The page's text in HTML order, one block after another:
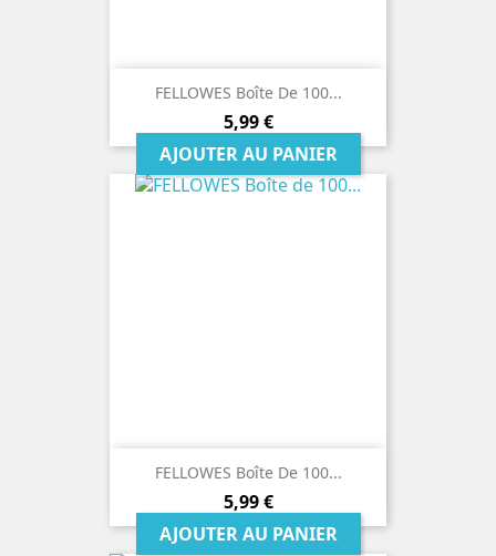
FELLOWES Boîte De 100...
Prix
5,99 €
AJOUTER AU PANIER
FELLOWES Boîte De 100...
Prix
5,99 €
AJOUTER AU PANIER